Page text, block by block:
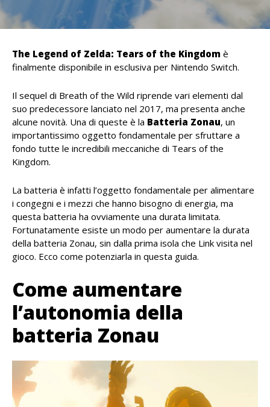
The Legend of Zelda: Tears of the Kingdom è
finalmente disponibile in esclusiva per Nintendo Switch.
Il sequel di Breath of the Wild riprende vari elementi dal
suo predecessore lanciato nel 2017, ma presenta anche
alcune novità. Una di queste è la Batteria Zonau, un
importantissimo oggetto fondamentale per sfruttare a
fondo tutte le incredibili meccaniche di Tears of the
Kingdom.
La batteria è infatti l’oggetto fondamentale per alimentare
i congegni e i mezzi che hanno bisogno di energia, ma
questa batteria ha ovviamente una durata limitata.
Fortunatamente esiste un modo per aumentare la durata
della batteria Zonau, sin dalla prima isola che Link visita nel
gioco. Ecco come potenziarla in questa guida.
Come aumentare
l’autonomia della
batteria Zonau